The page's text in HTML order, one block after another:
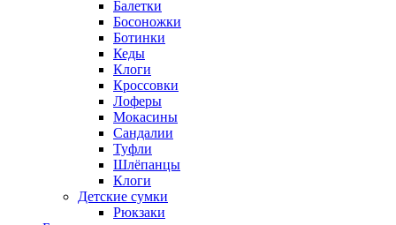
Балетки
Босоножки
Ботинки
Кеды
Клоги
Кроссовки
Лоферы
Мокасины
Сандалии
Туфли
Шлёпанцы
Клоги
Детские сумки
Рюкзаки